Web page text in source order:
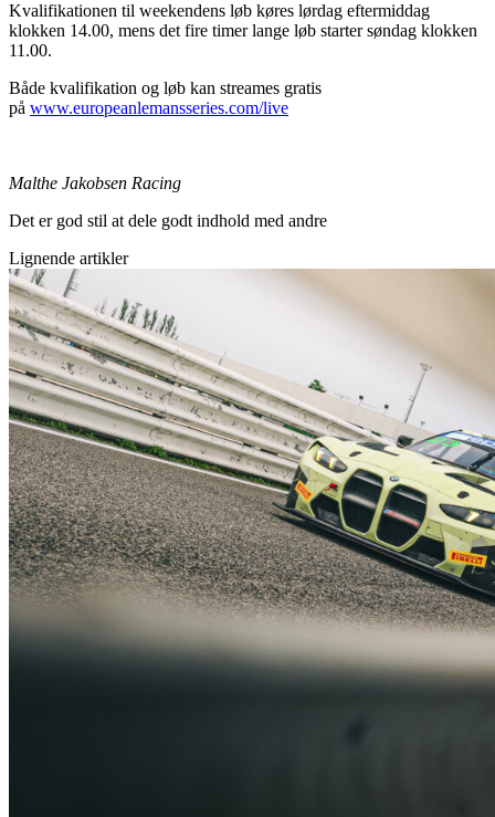
Kvalifikationen til weekendens løb køres lørdag eftermiddag
klokken 14.00, mens det fire timer lange løb starter søndag klokken
11.00.
Både kvalifikation og løb kan streames gratis
på www.europeanlemansseries.com/live
Malthe Jakobsen Racing
Det er god stil at dele godt indhold med andre
Lignende artikler